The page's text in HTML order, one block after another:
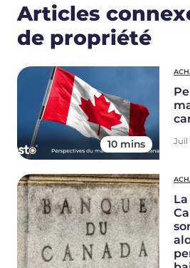
Articles
de propriété
10 mins Juil